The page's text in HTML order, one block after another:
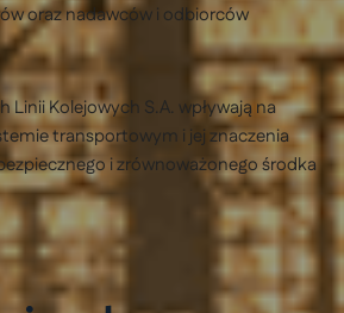
oraz nadawców i odbiorców
Linii Kolejowych S.A. wpływają na
transportowym i jej znaczenia
i zrównoważonego środka